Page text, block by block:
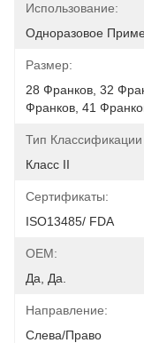
Использование:
Одноразовое
Размер:
28 Франков, 32
Франков, 41
Тип
Класс II
Сертификаты:
ISO13485/ FDA
OEM:
Да, Да.
Направление:
Слева/Право